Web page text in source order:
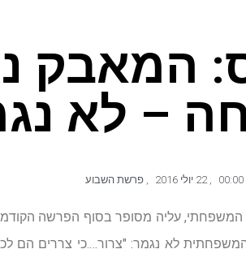
המאבק
– לא
00:00
, 22 יולי 2016 , פרשת השבוע
המשפחתי, עליה מסופר בסוף הפרשה
לא נגמר: "צרור….כי צררים הם